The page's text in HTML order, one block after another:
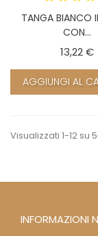
TANGA BIANCO
CON...
13,22 €
AGGIUNGI AL
Visualizzati 1-12 su
INFORMAZIONI